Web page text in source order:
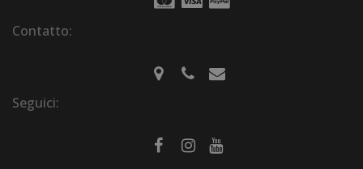
Contatto:
Seguici: